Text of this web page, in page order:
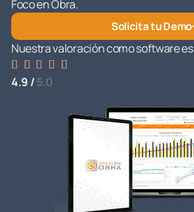
Foco en Obra.
Solicita tu Demo
Nuestra valoración como software es
    
4.9 /5.0